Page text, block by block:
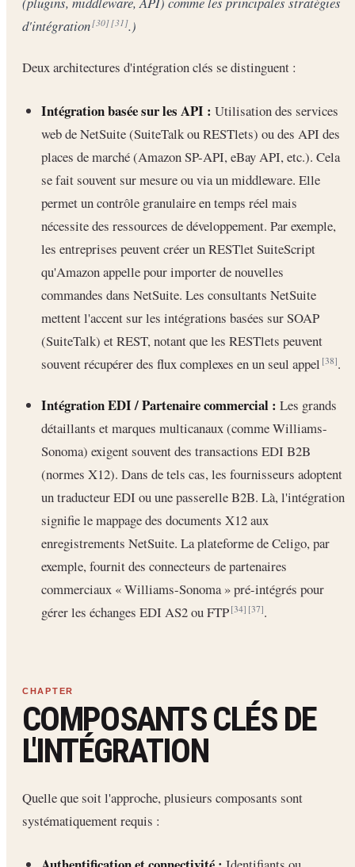
d'intégration[30][31].)
Deux architectures d'intégration clés se distinguent :
Intégration basée sur les API : Utilisation des services
web de NetSuite (SuiteTalk ou RESTlets) ou des API des
places de marché (Amazon SP-API, eBay API, etc.). Cela
se fait souvent sur mesure ou via un middleware. Elle
permet un contrôle granulaire en temps réel mais
nécessite des ressources de développement. Par exemple,
les entreprises peuvent créer un RESTlet SuiteScript
qu'Amazon appelle pour importer de nouvelles
commandes dans NetSuite. Les consultants NetSuite
mettent l'accent sur les intégrations basées sur SOAP
(SuiteTalk) et REST, notant que les RESTlets peuvent
souvent récupérer des flux complexes en un seul appel[38].
Intégration EDI / Partenaire commercial : Les grands
détaillants et marques multicanaux (comme Williams-
Sonoma) exigent souvent des transactions EDI B2B
(normes X12). Dans de tels cas, les fournisseurs adoptent
un traducteur EDI ou une passerelle B2B. Là, l'intégration
signifie le mappage des documents X12 aux
enregistrements NetSuite. La plateforme de Celigo, par
exemple, fournit des connecteurs de partenaires
commerciaux « Williams-Sonoma » pré-intégrés pour
gérer les échanges EDI AS2 ou FTP[34] [37].
COMPOSANTS CLÉS DE
L'INTÉGRATION
Quelle que soit l'approche, plusieurs composants sont
systématiquement requis :